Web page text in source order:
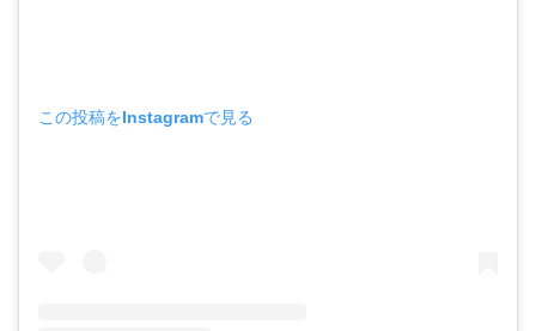
この投稿をInstagramで見る